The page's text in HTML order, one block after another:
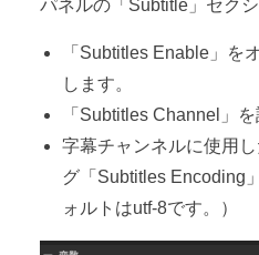
パネルの「Subtitle」セク
「Subtitles Enable」を
します。
「Subtitles Channel」を
字幕チャンネルに使用
グ「Subtitles Encoding
ォルトはutf-8です。）